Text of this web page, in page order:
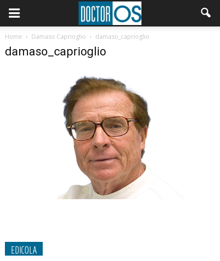
Home Damaso Caprioglio damaso_caprioglio
damaso_caprioglio
EDICOLA